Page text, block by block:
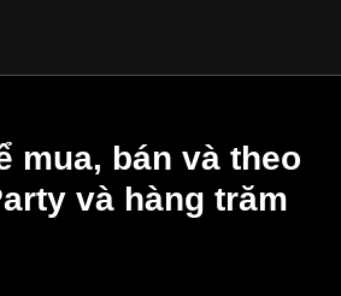
mua, bán và theo
và hàng trăm